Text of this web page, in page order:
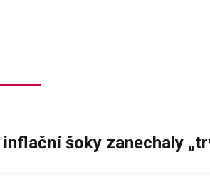
inflační šoky zanechaly